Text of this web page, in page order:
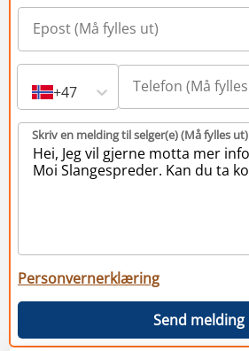
+47
Skriv en melding til selger(e) (Må fylles ut)
Personvernerklæring
Send melding